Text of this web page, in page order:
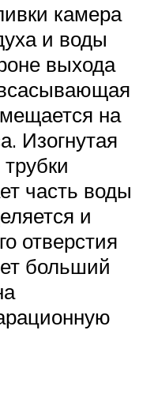
камера
и воды
выхода
на
Изогнутая
часть воды
и
отверстия
больший